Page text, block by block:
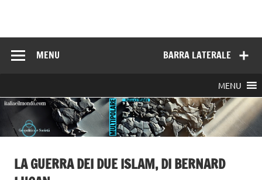
BARRA LATERALE
MENU
MENU
LA GUERRA DEI DUE ISLAM, DI BERNARD